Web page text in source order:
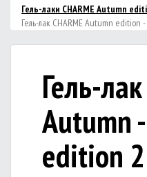
Гель-лаки CHARME Autumn
Гель-лак CHARME Autumn edition -
Гель-
Autumn
edition